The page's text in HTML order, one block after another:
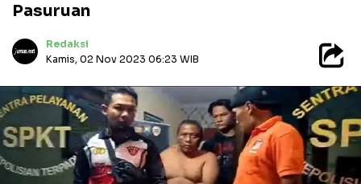
Pasuruan
Redaksi
Kamis, 02 Nov 2023 06:23 WIB